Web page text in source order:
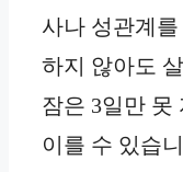
사나 성관계
하지 않아도
잠은 3일만 못
이를 수 있습